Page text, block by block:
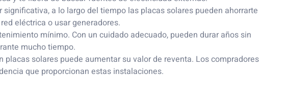
a lo largo del tiempo las placas solares pueden ahorrarte
eléctrica o usar generadores.
mínimo. Con un cuidado adecuado, pueden durar años sin
mucho tiempo.
placas solares puede aumentar su valor de reventa. Los compradores
que proporcionan estas instalaciones.